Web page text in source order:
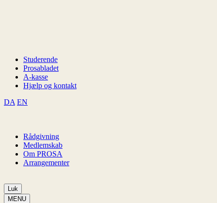
Studerende
Prosabladet
A-kasse
Hjælp og kontakt
DA EN
Rådgivning
Medlemskab
Om PROSA
Arrangementer
Luk
MENU